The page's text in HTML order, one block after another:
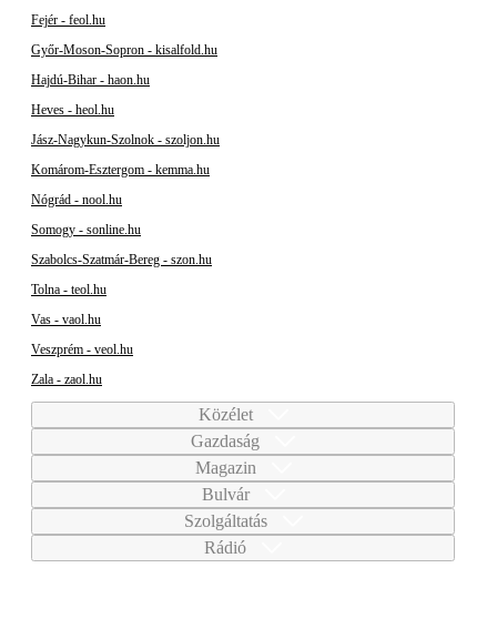
Fejér - feol.hu
Győr-Moson-Sopron - kisalfold.hu
Hajdú-Bihar - haon.hu
Heves - heol.hu
Jász-Nagykun-Szolnok - szoljon.hu
Komárom-Esztergom - kemma.hu
Nógrád - nool.hu
Somogy - sonline.hu
Szabolcs-Szatmár-Bereg - szon.hu
Tolna - teol.hu
Vas - vaol.hu
Veszprém - veol.hu
Zala - zaol.hu
Közélet
Gazdaság
Magazin
Bulvár
Szolgáltatás
Rádió